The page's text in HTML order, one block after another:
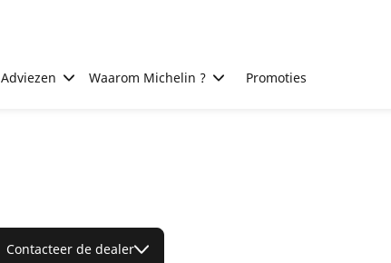
Adviezen Waarom Michelin ? Promoties
Contacteer de dealer